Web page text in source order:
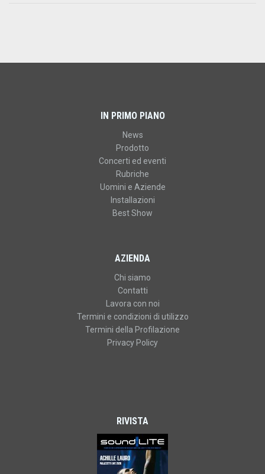
IN PRIMO PIANO
News
Prodotto
Concerti ed eventi
Rubriche
Uomini e Aziende
Installazioni
Best Show
AZIENDA
Chi siamo
Contatti
Lavora con noi
Termini e condizioni di utilizzo
Termini della Profilazione
Privacy Policy
RIVISTA